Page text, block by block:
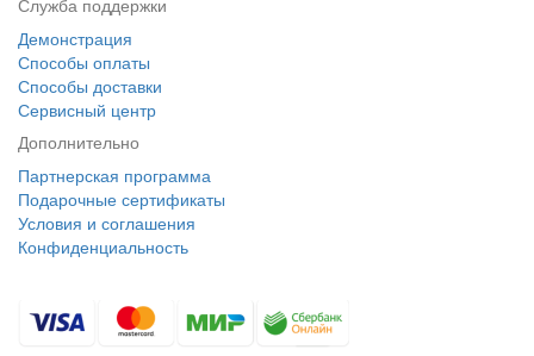
Демонстрация
Способы оплаты
Способы доставки
Сервисный центр
Дополнительно
Партнерская программа
Подарочные сертификаты
Условия и соглашения
Конфиденциальность